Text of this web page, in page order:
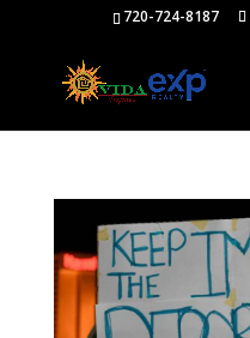
720-724-8187